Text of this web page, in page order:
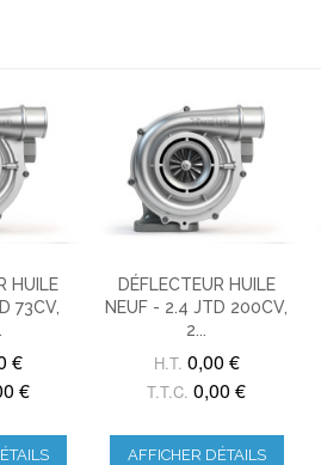
HUILE
73CV,
€
€
DÉFLECTEUR HUILE
NEUF - 2.4 JTD 200CV,
2...
H.T. 0,00 €
T.T.C. 0,00 €
AFFICHER DÉTAILS